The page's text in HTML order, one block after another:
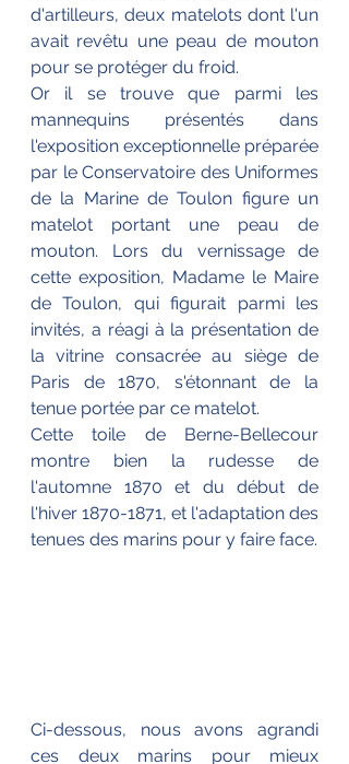
d'artilleurs, deux matelots dont l'un
avait revêtu une peau de mouton
pour se protéger du froid.
Or il se trouve que parmi les
mannequins présentés dans
l'exposition exceptionnelle préparée
par le Conservatoire des Uniformes
de la Marine de Toulon figure un
matelot portant une peau de
mouton. Lors du vernissage de
cette exposition, Madame le Maire
de Toulon, qui figurait parmi les
invités, a réagi à la présentation de
la vitrine consacrée au siège de
Paris de 1870, s'étonnant de la
tenue portée par ce matelot.
Cette toile de Berne-Bellecour
montre bien la rudesse de
l'automne 1870 et du début de
l'hiver 1870-1871, et l'adaptation des
tenues des marins pour y faire face.
Ci-dessous, nous avons agrandi
ces deux marins pour mieux